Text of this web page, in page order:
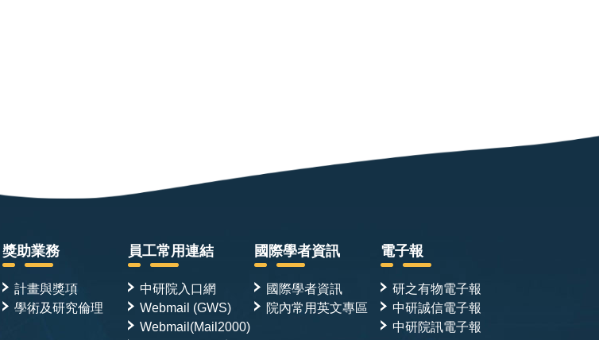
獎助業務
計畫與獎項
學術及研究倫理
員工常用連結
中研院入口網
Webmail (GWS)
Webmail(Mail2000)
國際學者資訊
國際學者資訊
院內常用英文專區
電子報
研之有物電子報
中研誠信電子報
中研院訊電子報